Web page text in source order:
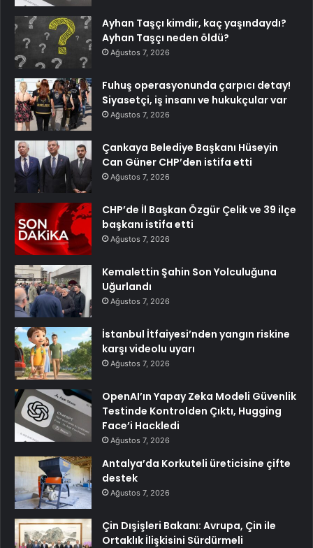
Ayhan Taşçı kimdir, kaç yaşındaydı?
Ayhan Taşçı neden öldü?
Ağustos 7, 2026
Fuhuş operasyonunda çarpıcı detay!
Siyasetçi, iş insanı ve hukukçular var
Ağustos 7, 2026
Çankaya Belediye Başkanı Hüseyin
Can Güner CHP’den istifa etti
Ağustos 7, 2026
CHP’de İl Başkan Özgür Çelik ve 39 ilçe
başkanı istifa etti
Ağustos 7, 2026
Kemalettin Şahin Son Yolculuğuna
Uğurlandı
Ağustos 7, 2026
İstanbul İtfaiyesi’nden yangın riskine
karşı videolu uyarı
Ağustos 7, 2026
OpenAI’ın Yapay Zeka Modeli Güvenlik
Testinde Kontrolden Çıktı, Hugging
Face’i Hackledi
Ağustos 7, 2026
Antalya’da Korkuteli üreticisine çifte
destek
Ağustos 7, 2026
Çin Dışişleri Bakanı: Avrupa, Çin ile
Ortaklık İlişkisini Sürdürmeli